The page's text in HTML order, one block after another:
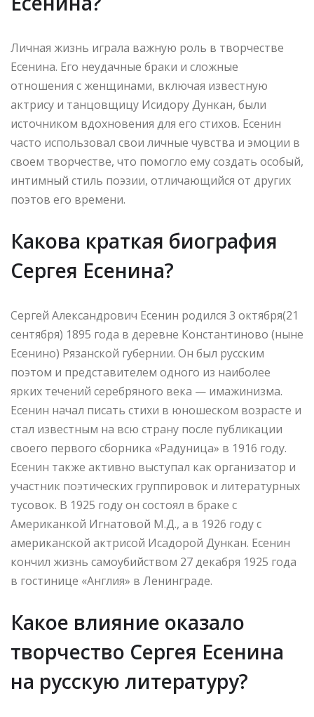
Личная жизнь играла важную роль в творчестве
Есенина. Его неудачные браки и сложные
отношения с женщинами, включая известную
актрису и танцовщицу Исидору Дункан, были
источником вдохновения для его стихов. Есенин
часто использовал свои личные чувства и эмоции в
своем творчестве, что помогло ему создать особый,
интимный стиль поэзии, отличающийся от других
поэтов его времени.
Какова краткая биография
Сергея Есенина?
Сергей Александрович Есенин родился 3 октября(21
сентября) 1895 года в деревне Константиново (ныне
Есенино) Рязанской губернии. Он был русским
поэтом и представителем одного из наиболее
ярких течений серебряного века — имажинизма.
Есенин начал писать стихи в юношеском возрасте и
стал известным на всю страну после публикации
своего первого сборника «Радуница» в 1916 году.
Есенин также активно выступал как организатор и
участник поэтических группировок и литературных
тусовок. В 1925 году он состоял в браке с
Американкой Игнатовой М.Д., а в 1926 году с
американской актрисой Исадорой Дункан. Есенин
кончил жизнь самоубийством 27 декабря 1925 года
в гостинице «Англия» в Ленинграде.
Какое влияние оказало
творчество Сергея Есенина
на русскую литературу?